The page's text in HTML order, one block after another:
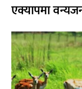
एक्यापमा